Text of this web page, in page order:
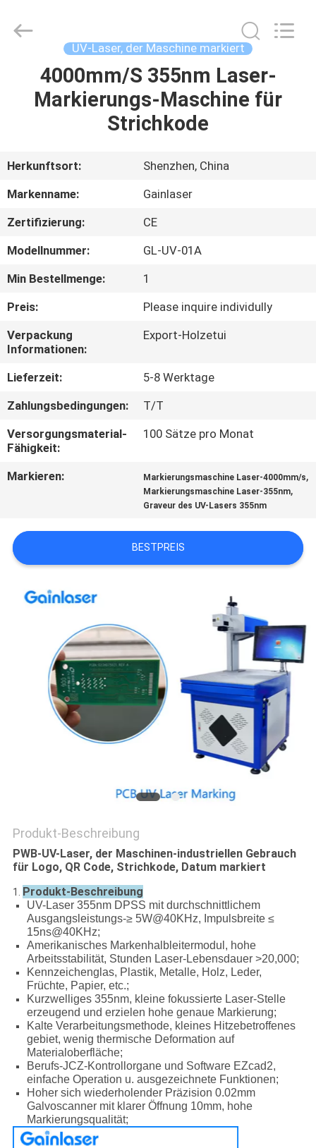
HAUS
ÜBER
UNS
FABRIK-
AUSFLUG
QUALITÄTSKONTROLLE
TRETEN
SIE
MIT
IN
VERBINDUNG
SIE
EIN
ZITAT
SITEMAP
PRIVACY
POLICY
Laser
Technology
UV-Laser, der Maschine markiert
4000mm/S 355nm Laser-
Markierungs-Maschine für
Strichkode
Herkunftsort:
Shenzhen, China
Markenname:
Gainlaser
Zertifizierung:
CE
Modellnummer:
GL-UV-01A
Min Bestellmenge:
1
Preis:
Please inquire individully
Verpackung
Informationen:
Export-Holzetui
Lieferzeit:
5-8 Werktage
Zahlungsbedingungen:
T/T
Versorgungsmaterial-
Fähigkeit:
100 Sätze pro Monat
Markieren: Markierungsmaschine Laser-4000mm/s,
Markierungsmaschine Laser-355nm,
Graveur des UV-Lasers 355nm
BESTPREIS
Produkt-Beschreibung
PWB-UV-Laser, der Maschinen-industriellen Gebrauch
für Logo, QR Code, Strichkode, Datum markiert
1. Produkt-Beschreibung
UV-Laser 355nm DPSS mit durchschnittlichem
Ausgangsleistungs-≥ 5W@40KHz, Impulsbreite ≤
15ns@40KHz;
Amerikanisches Markenhalbleitermodul, hohe
Arbeitsstabilität, Stunden Laser-Lebensdauer >20,000;
Kennzeichenglas, Plastik, Metalle, Holz, Leder,
Früchte, Papier, etc.;
Kurzwelliges 355nm, kleine fokussierte Laser-Stelle
erzeugend und erzielen hohe genaue Markierung;
Kalte Verarbeitungsmethode, kleines Hitzebetroffenes
gebiet, wenig thermische Deformation auf
Materialoberfläche;
Berufs-JCZ-Kontrollorgane und Software EZcad2,
einfache Operation u. ausgezeichnete Funktionen;
Hoher sich wiederholender Präzision 0.02mm
Galvoscanner mit klarer Öffnung 10mm, hohe
Markierungsqualität;